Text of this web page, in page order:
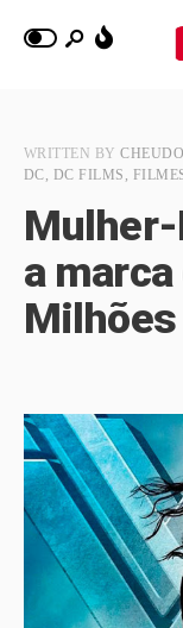
WRITTEN BY
DC, DC FILMS ,
a marca